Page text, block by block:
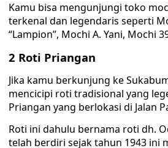
Kamu bisa mengunjungi toko
terkenal dan legendaris seperti
“Lampion”, Mochi A. Yani, Mochi
2 Roti Priangan
Jika kamu berkunjung ke
mencicipi roti tradisional yang
Priangan yang berlokasi di Jalan
Roti ini dahulu bernama roti dh.
telah berdiri sejak tahun 1943 ini